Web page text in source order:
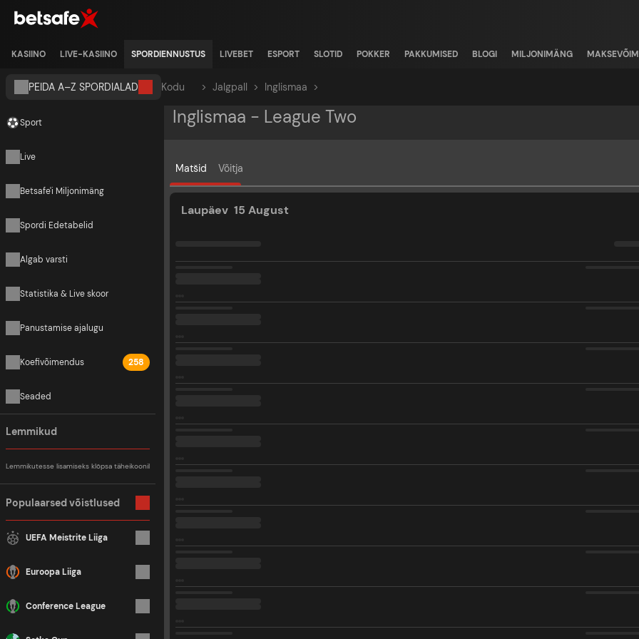
KASIINO LIVE-KASIINO SPORDIENNUSTUS LIVEBET ESPORT SLOTID POKKER PAKKUMISED BLOGI MILJONIMÄNG
PEIDA A–Z SPORDIALAD Kodu > Jalgpall > Inglismaa >
Sport
Live
Betsafe'i Miljonimäng
Spordi Edetabelid
Algab varsti
Statistika & Live skoor
Panustamise ajalugu
Koefivõimendus 258
Seaded
Lemmikud
Lemmikutesse lisamiseks klõpsa täheikoonil
Populaarsed võistlused
UEFA Meistrite Liiga
Euroopa Liiga
Conference League
Inglismaa - League Two
Matšid Võitja
Laupäev 15 August